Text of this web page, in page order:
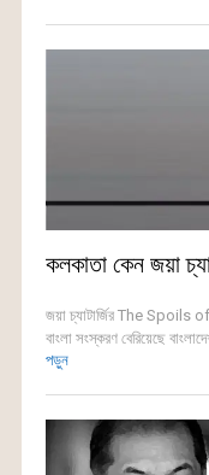
কলকাতা কেন জয়া
জয়া চ্যাটার্জির The Spoils
বাংলা সংস্করণ বেরিয়েছে
পড়ুন